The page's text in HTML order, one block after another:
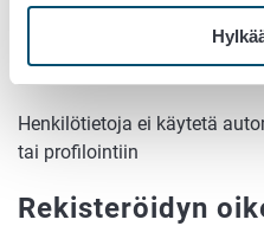
Automaattinen
profilointi
Henkilötietoja ei käytetä
tai profilointiin
Rekisteröidyn